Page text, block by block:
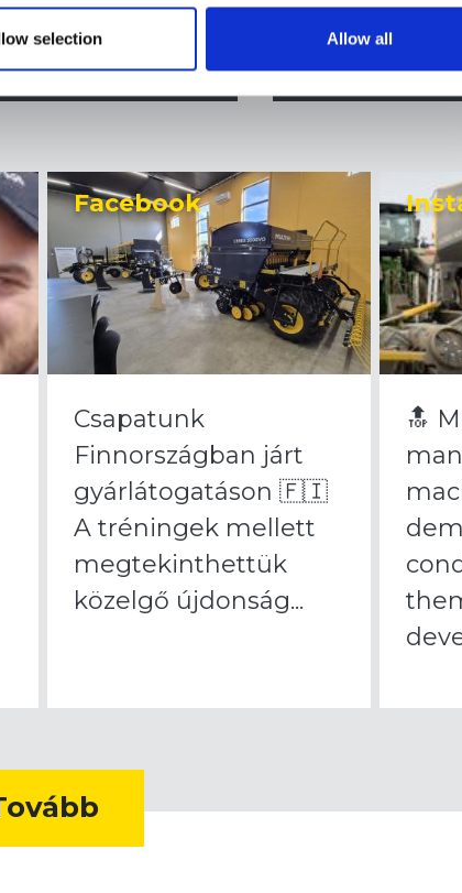
selection Allow all
Instagram YouTube
Facebook
Csapatunk
Finnországban járt
gyárlátogatáson 🇫🇮
A tréningek mellett
megtekinthettük
közelgő újdonság...
🔝